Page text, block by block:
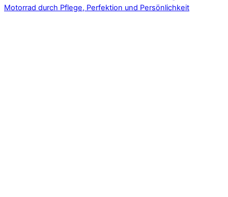
Motorrad durch Pflege, Perfektion und Persönlichkeit